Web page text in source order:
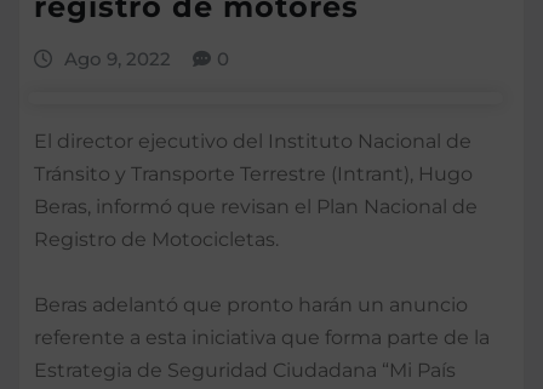
Ago 9, 2022 0
El director ejecutivo del Instituto Nacional de
Tránsito y Transporte Terrestre (Intrant), Hugo
Beras, informó que revisan el Plan Nacional de
Registro de Motocicletas.
Beras adelantó que pronto harán un anuncio
referente a esta iniciativa que forma parte de la
Estrategia de Seguridad Ciudadana “Mi País